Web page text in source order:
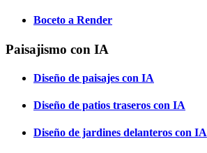
Boceto a Render
Paisajismo con IA
Diseño de paisajes con IA
Diseño de patios traseros con IA
Diseño de jardines delanteros con IA